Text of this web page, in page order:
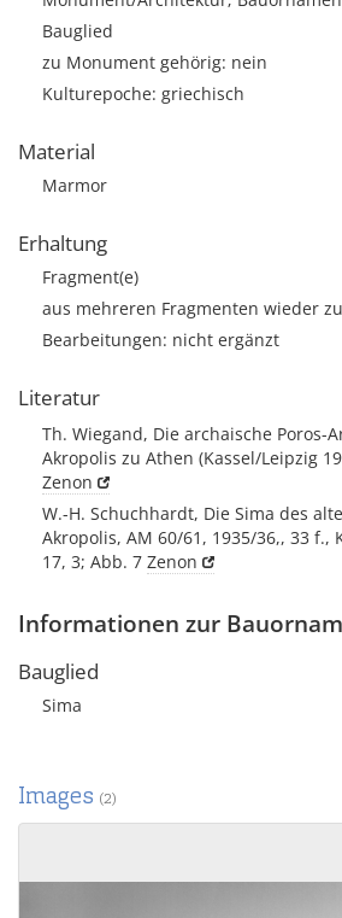
Bauglied
zu Monument gehörig: nein
Kulturepoche: griechisch
Material
Marmor
Erhaltung
Fragment(e)
aus mehreren Fragmenten wieder
Bearbeitungen: nicht ergänzt
Literatur
Th. Wiegand, Die archaische Poros-
Akropolis zu Athen (Kassel/Leipzig
Zenon
W.-H. Schuchhardt, Die Sima des
Akropolis, AM 60/61, 1935/36,, 33 f.,
17, 3; Abb. 7 Zenon
Informationen zur
Bauglied
Sima
Images (2)